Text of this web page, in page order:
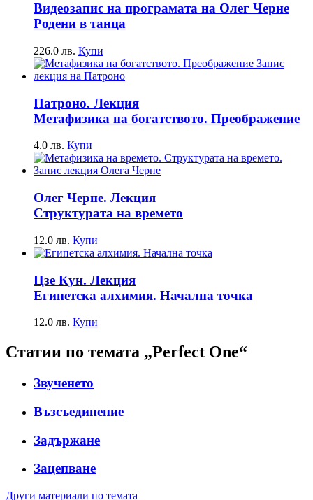
Видеозапис на програмата на Олег Черне
Родени в танца
226.0 лв. Купи
Патроно. Лекция
Метафизика на богатството. Преображение
4.0 лв. Купи
Олег Черне. Лекция
Структурата на времето
12.0 лв. Купи
Цзе Кун. Лекция
Египетска алхимия. Начална точка
12.0 лв. Купи
Статии по темата „Perfect One“
Звученето
Възсъединение
Задържане
Зацепване
Други материали по темата